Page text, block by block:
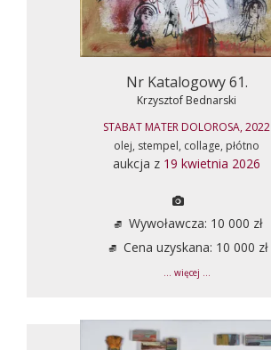
Nr Katalogowy 61.
Krzysztof Bednarski
STABAT MATER DOLOROSA, 2022
olej, stempel, collage, płótno
aukcja z 19 kwietnia 2026
Wywoławcza: 10 000 zł
Cena uzyskana: 10 000 zł
... więcej ...